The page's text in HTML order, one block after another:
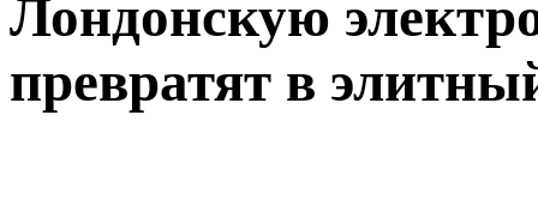
Лондонскую
превратят в